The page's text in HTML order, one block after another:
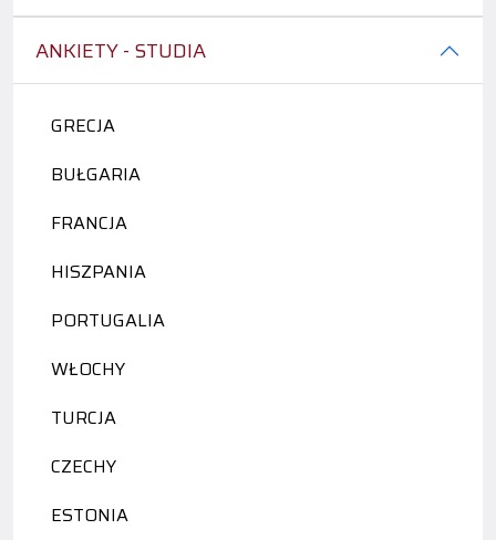
ANKIETY - STUDIA
GRECJA
BUŁGARIA
FRANCJA
HISZPANIA
PORTUGALIA
WŁOCHY
TURCJA
CZECHY
ESTONIA